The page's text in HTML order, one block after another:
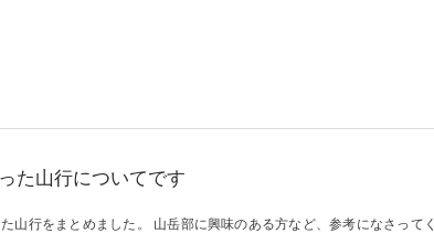
た山行についてです
山行をまとめました。 山岳部に興味のある方など、参考になさっ